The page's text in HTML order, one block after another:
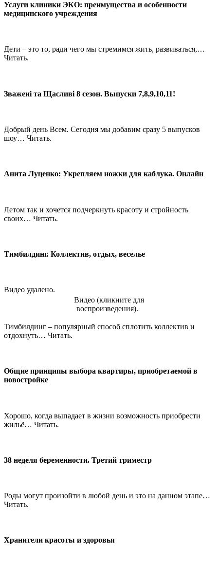
Услуги клиники ЭКО: преимущества и особенности
медицинского учреждения
Дети – это то, ради чего мы стремимся жить, развиваться,…
Читать.
Зважені та Щасливі 8 сезон. Выпуски 7,8,9,10,11!
Добрый день Всем. Сегодня мы добавим сразу 5 выпусков
шоу… Читать.
Анита Луценко: Укрепляем ножки для каблука. Онлайн
Летом так и хочется подчеркнуть красоту и стройность
своих… Читать.
Тимбилдинг. Коллектив, отдых, веселье
Видео удалено.
Видео (кликните для
воспроизведения).
Тимбилдинг – популярный способ сплотить коллектив и
отдохнуть… Читать.
Общие принципы выбора квартиры, приобретаемой в
новостройке
Хорошо, когда выпадает в жизни возможность приобрести
жильё… Читать.
38 неделя беременности. Третий триместр
Роды могут произойти в любой день и это на данном этапе…
Читать.
Хранители красоты и здоровья